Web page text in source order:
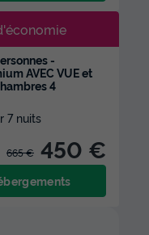
-
AVEC VUE et
4
7 nuits
665 € 450 €